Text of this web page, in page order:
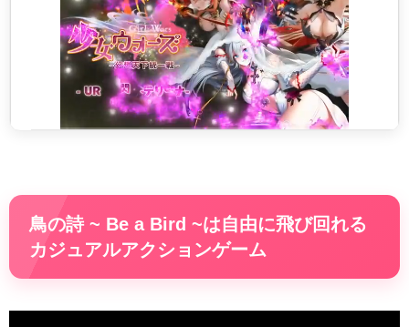
鳥の詩 ~ Be a Bird ~は自由に飛び回れる
カジュアルアクションゲーム